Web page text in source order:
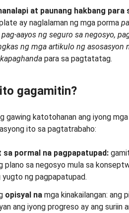
at paunang hakbang
ay naglalaman ng mga porma
pag-aayos ng seguro sa negosyo,
ng mga artikulo ng asosasyon
para sa pagtatatag.
gagamitin?
gawing katotohanan ang iyong
ito sa pagtatrabaho:
sa pormal na pagpapatupad:
plano sa negosyo mula sa
ng pagpapatupad.
opisyal na mga kinakailangan: ang
ang iyong progreso ay ang suriin